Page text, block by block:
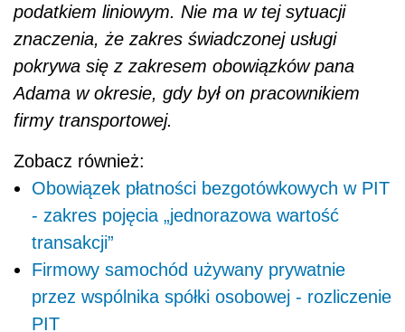
podatkiem liniowym. Nie ma w tej sytuacji
znaczenia, że zakres świadczonej usługi
pokrywa się z zakresem obowiązków pana
Adama w okresie, gdy był on pracownikiem
firmy transportowej.
Zobacz również:
Obowiązek płatności bezgotówkowych w PIT
- zakres pojęcia „jednorazowa wartość
transakcji”
Firmowy samochód używany prywatnie
przez wspólnika spółki osobowej - rozliczenie
PIT